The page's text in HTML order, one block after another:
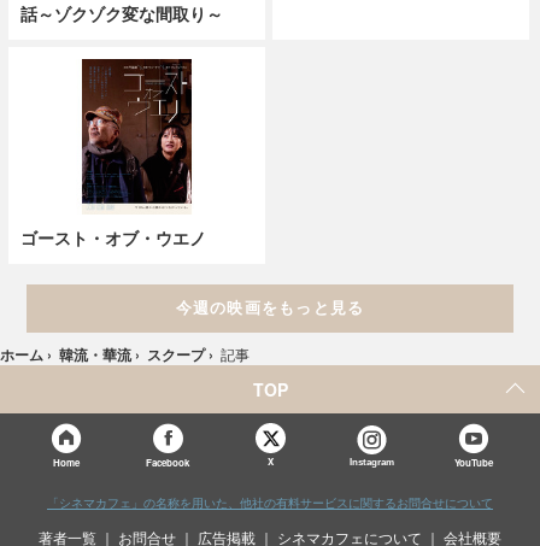
話～ゾクゾク変な間取り～
ゴースト・オブ・ウエノ
今週の映画をもっと見る
ホーム › 韓流・華流 › スクープ › 記事
TOP
Home Facebook X Instagram YouTube
「シネマカフェ」の名称を用いた、他社の有料サービスに関するお問合せについて
著者一覧 お問合せ 広告掲載 シネマカフェについて 会社概要